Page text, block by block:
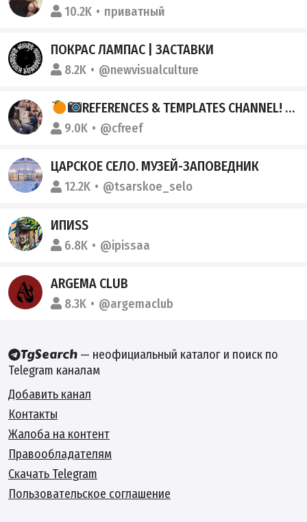
10.2K приватный
ПОКРАС ЛАМПАС | ЗАСТАВКИ
8.2K @newvisualculture
REFERENCES & TEMPLATES CHANNEL! | РЕФЕРЕНСЫ , ПОМОЩЬ ХУДОЖНИКАМ И КОСПЛЕЕРАМ
9.0K @cfreef
ЦАРСКОЕ СЕЛО. МУЗЕЙ-ЗАПОВЕДНИК
12.2K @tsarskoe_selo
ИПИSS
6.8K @ipissaa
ARGEMA CLUB
8.3K @argemaclub
— неофициальный каталог и поиск по
Telegram каналам
Добавить канал
Контакты
Жалоба на контент
Правообладателям
Скачать Telegram
Пользовательское соглашение